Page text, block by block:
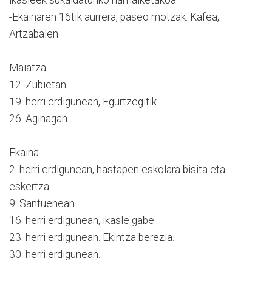
-Ekainaren 16tik aurrera, paseo motzak. Kafea,
Artzabalen.
Maiatza
12: Zubietan.
19: herri erdigunean, Egurtzegitik.
26: Aginagan.
Ekaina
2: herri erdigunean, hastapen eskolara bisita eta
eskertza.
9: Santuenean.
16: herri erdigunean, ikasle gabe.
23: herri erdigunean. Ekintza berezia.
30: herri erdigunean.